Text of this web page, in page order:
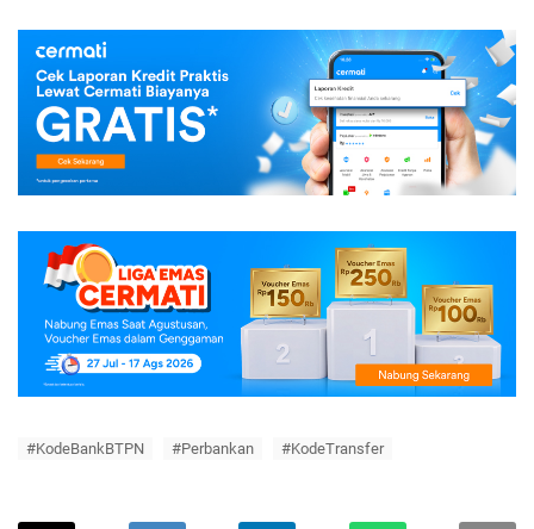
#KodeBankBTPN #Perbankan #KodeTransfer